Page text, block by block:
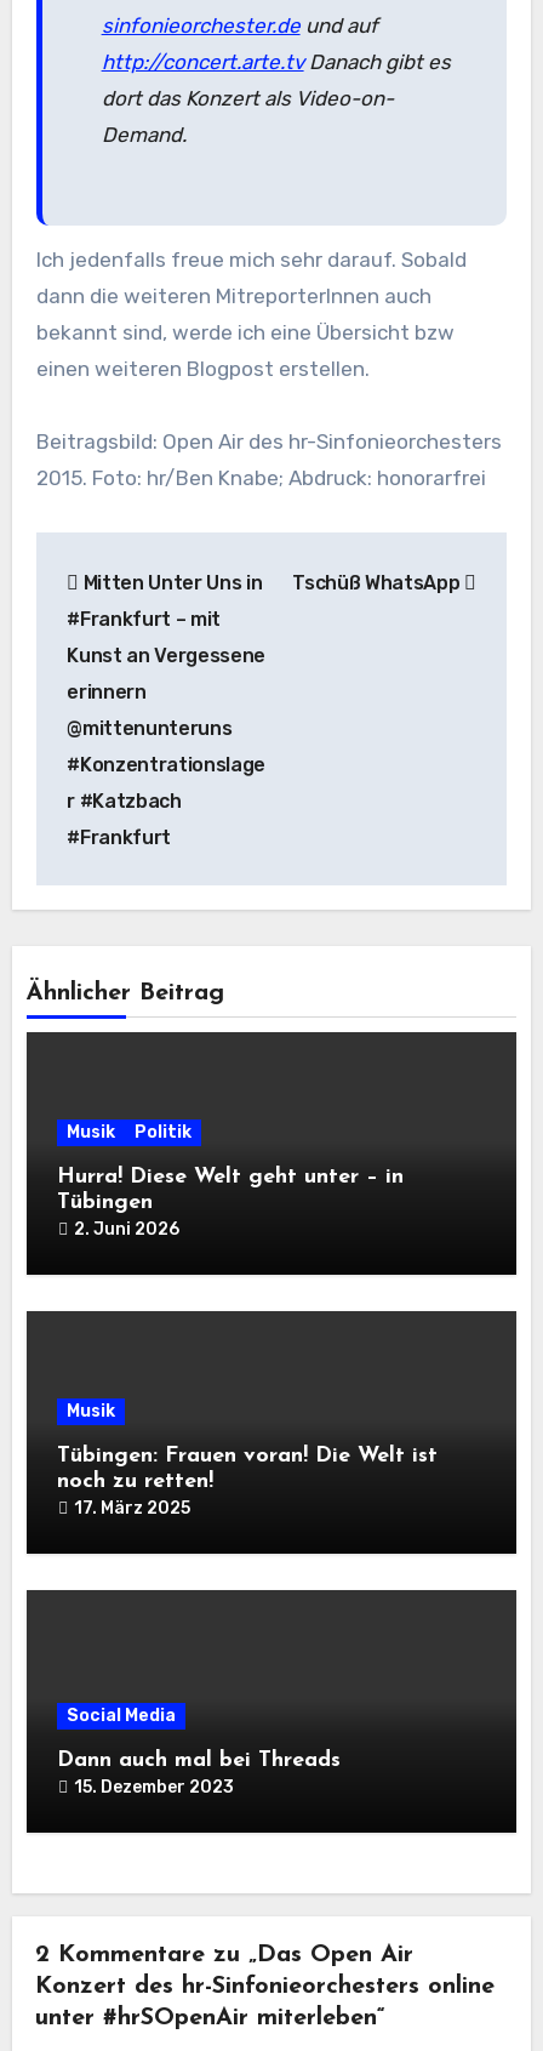
sinfonieorchester.deund auf
http://concert.arte.tvDanach gibt es
dort das Konzert als Video-on-
Demand.
Ich jedenfalls freue mich sehr darauf. Sobald
dann die weiteren MitreporterInnen auch
bekannt sind, werde ich eine Übersicht bzw
einen weiteren Blogpost erstellen.
Beitragsbild: Open Air des hr-Sinfonieorchesters
2015. Foto: hr/Ben Knabe; Abdruck: honorarfrei
Mitten Unter Uns in
#Frankfurt – mit
Kunst an Vergessene
erinnern
@mittenunteruns
#Konzentrationslage
r #Katzbach
#Frankfurt
Tschüß WhatsApp
Ähnlicher Beitrag
Musik Politik
Hurra! Diese Welt geht unter – in
Tübingen
2. Juni 2026
Musik
Tübingen: Frauen voran! Die Welt ist
noch zu retten!
17. März 2025
Social Media
Dann auch mal bei Threads
15. Dezember 2023
2 Kommentare zu „Das Open Air
Konzert des hr-Sinfonieorchesters online
unter #hrSOpenAir miterleben“